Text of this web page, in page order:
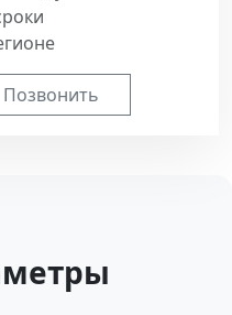
Позвонить